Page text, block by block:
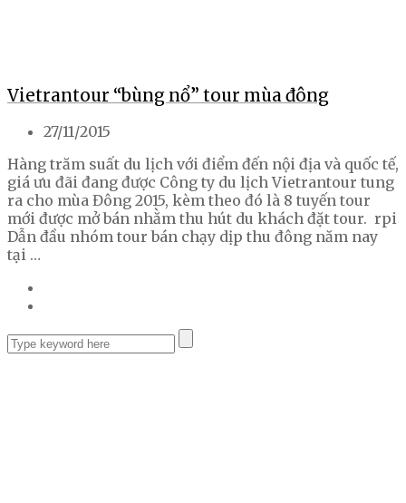
Vietrantour “bùng nổ” tour mùa đông
27/11/2015
Hàng trăm suất du lịch với điểm đến nội địa và quốc tế,
giá ưu đãi đang được Công ty du lịch Vietrantour tung
ra cho mùa Đông 2015, kèm theo đó là 8 tuyến tour
mới được mở bán nhằm thu hút du khách đặt tour. rpi
Dẫn đầu nhóm tour bán chạy dịp thu đông năm nay
tại …